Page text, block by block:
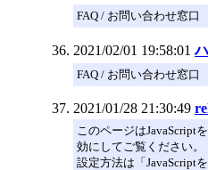
FAQ / お問い合わせ窓口
2021/02/01 19:58:01
FAQ / お問い合わせ窓口
2021/01/28 21:30:49
このページはJavaScript
効にしてご覧ください。
設定方法は「JavaScript